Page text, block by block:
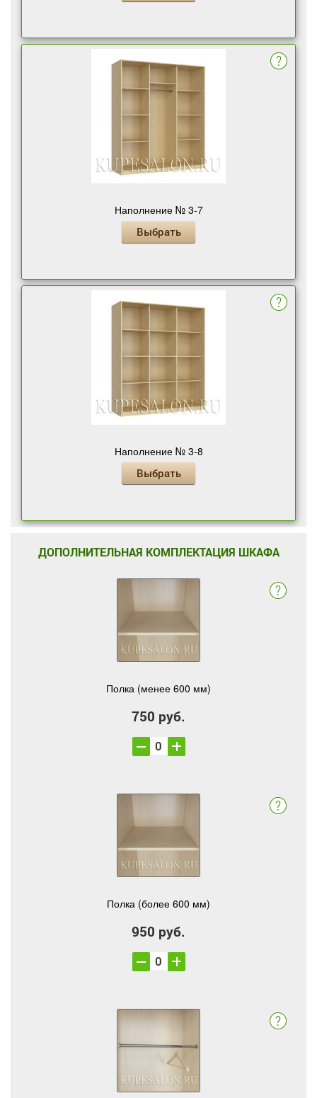
Наполнение № 3-7
Выбрать
Наполнение № 3-8
Выбрать
ДОПОЛНИТЕЛЬНАЯ КОМПЛЕКТАЦИЯ ШКАФА
Полка (менее 600 мм)
750 руб.
Полка (более 600 мм)
950 руб.